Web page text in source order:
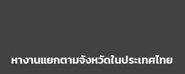
หางานแยกตามจังหวัดในประเทศไทย